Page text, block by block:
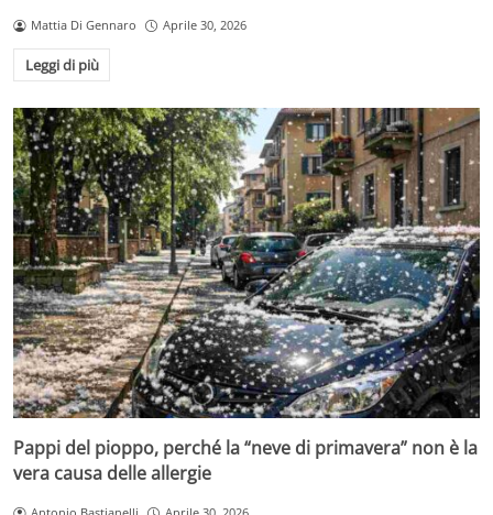
Mattia Di Gennaro Aprile 30, 2026
Leggi di più
Pappi del pioppo, perché la “neve di primavera” non è la
vera causa delle allergie